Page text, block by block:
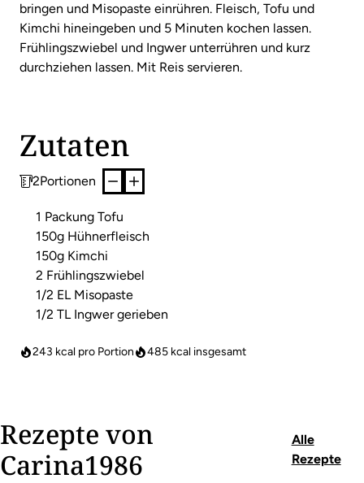
bringen und Misopaste einrühren. Fleisch, Tofu und
Kimchi hineingeben und 5 Minuten kochen lassen.
Frühlingszwiebel und Ingwer unterrühren und kurz
durchziehen lassen. Mit Reis servieren.
Zutaten
2Portionen
1 Packung Tofu
150g Hühnerfleisch
150g Kimchi
2 Frühlingszwiebel
1/2 EL Misopaste
1/2 TL Ingwer gerieben
243 kcal pro Portion 485 kcal insgesamt
Rezepte von
Carina1986
Alle
Rezepte